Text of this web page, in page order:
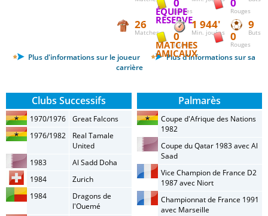
0
Jaunes
0
Rouges
ÉQUIPE
RÉSERVE
26
Matches
1 944'
Min. jouées
9
Buts
0
Jaunes
0
Rouges
MATCHES
AMICAUX
Plus d'informations sur le joueur
Plus d'informations sur sa
carrière
Clubs Successifs
1970/1976
Great Falcons
1976/1982
Real Tamale
United
1983
Al Sadd Doha
1984
Zurich
1984
Dragons de
l'Ouemé
Palmarès
Coupe d'Afrique des Nations
1982
Coupe du Qatar 1983 avec Al
Saad
Vice Champion de France D2
1987 avec Niort
Championnat de France 1991
avec Marseille